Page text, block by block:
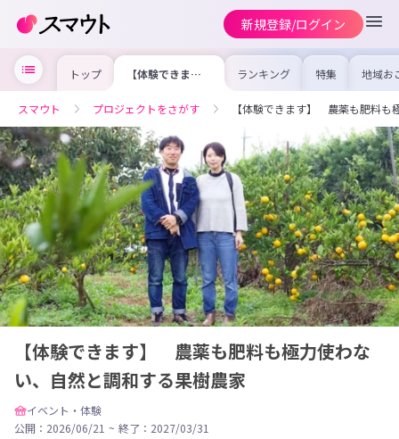
新規登録/ログイン
トップ 【体験できま
す】 農薬も肥料
自然と調和する果
樹農家
ランキング 特集 地域お
の求
を集め
事内容
を比較
合っ
けよう
スマウト プロジェクトをさがす 【体験できます】 農薬も肥料も
【体験できます】 農薬も肥料も極力使わな
い、自然と調和する果樹農家
イベント・体験
公開：2026/06/21 ~ 終了：2027/03/31